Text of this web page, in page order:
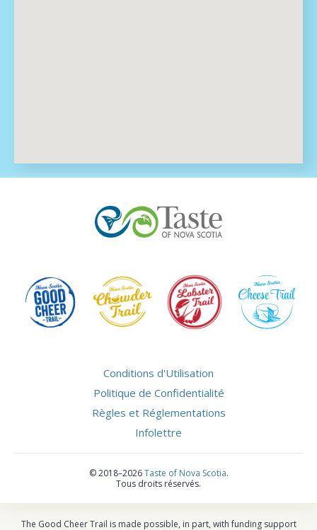
Conditions d'Utilisation
Politique de Confidentialité
Règles et Réglementations
Infolettre
©2018–2026 Taste of Nova Scotia.
Tous droits réservés.
The Good Cheer Trail is made possible, in part, with funding support